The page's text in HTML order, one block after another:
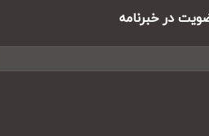
در خبرنامه